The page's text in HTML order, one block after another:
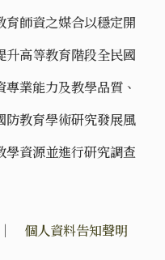
育師資之媒合以穩定開
升高等教育階段全民國
專業能力及教學品質、
防教育學術研究發展風
學資源並進行研究調查
個人資料告知聲明